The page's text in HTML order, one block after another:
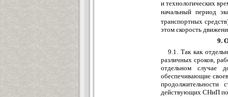
и технологических
начальный период
транспортных
этом скорость
9.
9.1. Так как
различных сроков,
отдельном случае
обеспечивающие
продолжительности
действующих СНиП по